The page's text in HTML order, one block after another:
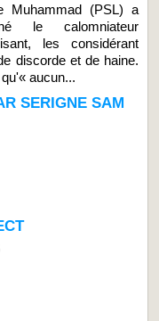
Muhammad (PSL) a
le calomniateur
les considérant
discorde et de haine.
aucun...
SERIGNE SAM